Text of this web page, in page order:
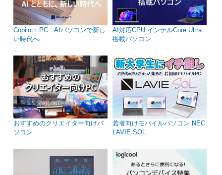
Copilot+ PC AIパソコンで新し
い時代へ
AI対応CPU インテルCore Ultra
搭載パソコン
おすすめのクリエイター向けパ
ソコン
若者向けモバイルパソコン NEC
LAVIE SOL